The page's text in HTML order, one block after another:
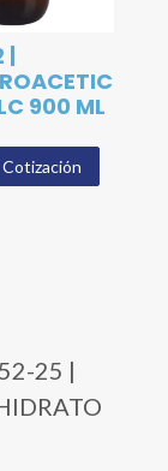
|
900 ML
25 |